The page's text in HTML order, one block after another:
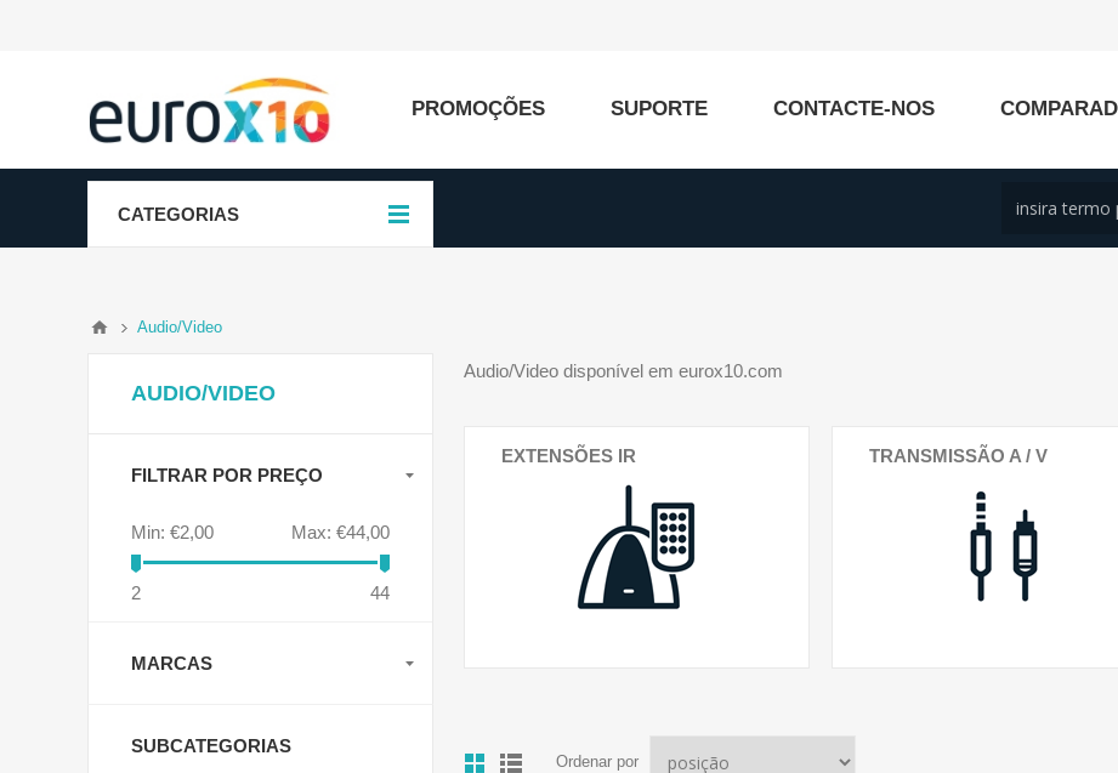
PROMOÇÕES SUPORTE CONTACTE-NOS
CATEGORIAS
Audio/Video
Audio/Video disponível em eurox10.com
EXTENSÕES IR TRANSMISSÃO A / V
Ordenar por
AUDIO/VIDEO
FILTRAR POR PREÇO
Min: €2,00 Max: €44,00
2 44
MARCAS
SUBCATEGORIAS